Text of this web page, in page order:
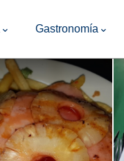
Gastronomía